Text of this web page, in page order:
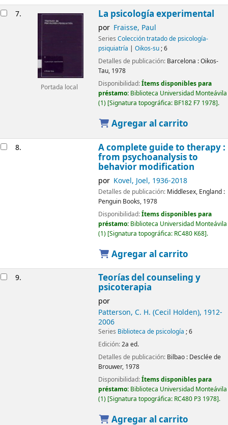
7.
Portada local
La psicología experimental
por Fraisse, Paul
Series Colección tratado de psicología-
psiquiatría | Oikos-su; 6
Detalles de publicación: Barcelona :Oikos-
Tau, 1978
Disponibilidad:Ítems disponibles para
préstamo: Biblioteca Universidad Monteávila
(1) Signatura topográfica: BF182 F7 1978 .
Agregar al carrito
8. A complete guide to therapy :
from psychoanalysis to
behavior modification
por Kovel, Joel, 1936-2018
Detalles de publicación: Middlesex, England :
Penguin Books, 1978
Disponibilidad:Ítems disponibles para
préstamo: Biblioteca Universidad Monteávila
(1) Signatura topográfica: RC480 K68 .
Agregar al carrito
9. Teorías del counseling y
psicoterapia
por
Patterson, C. H. (Cecil Holden), 1912-
2006
Series Biblioteca de psicología ; 6
Edición:2a ed.
Detalles de publicación: Bilbao : Desclée de
Brouwer, 1978
Disponibilidad:Ítems disponibles para
préstamo: Biblioteca Universidad Monteávila
(1) Signatura topográfica: RC480 P3 1978 .
Agregar al carrito